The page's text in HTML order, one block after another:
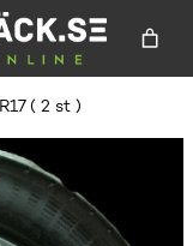
( 2 st )